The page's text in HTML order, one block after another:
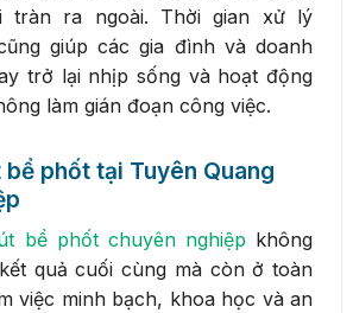
tràn ra ngoài. Thời gian xử lý
giúp các gia đình và doanh
trở lại nhịp sống và hoạt động
làm gián đoạn công việc.
phốt tại Tuyên Quang
bể phốt chuyên nghiệp không
quả cuối cùng mà còn ở toàn
việc minh bạch, khoa học và an